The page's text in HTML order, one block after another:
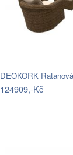
DEOKORK
124909,-Kč